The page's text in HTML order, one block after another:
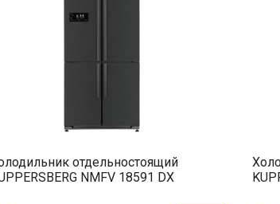
отдельностоящий
NMFV 18591 DX